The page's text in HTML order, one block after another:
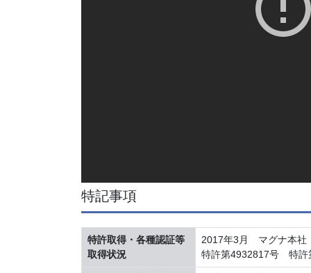
特記事項
特許取得・各種認証等
取得状況
2017年3月 マグナ本社
特許第4932817号 特許